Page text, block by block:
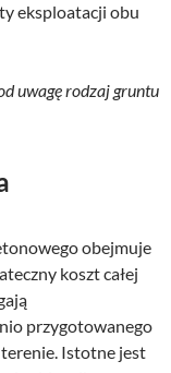
eksploatacji obu
uwagę rodzaj gruntu
obejmuje
koszt całej
przygotowanego
terenie. Istotne jest